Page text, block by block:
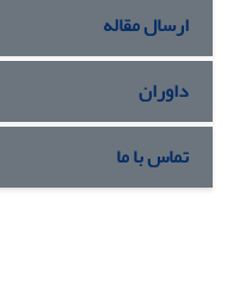
ارسال مقاله
داوران
تماس با ما